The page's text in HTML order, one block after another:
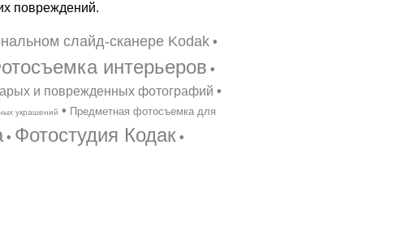
повреждений.
слайд-сканере Kodak •
интерьеров •
и поврежденных фотографий •
украшений • Предметная фотосъемка для
• Фотостудия Кодак •